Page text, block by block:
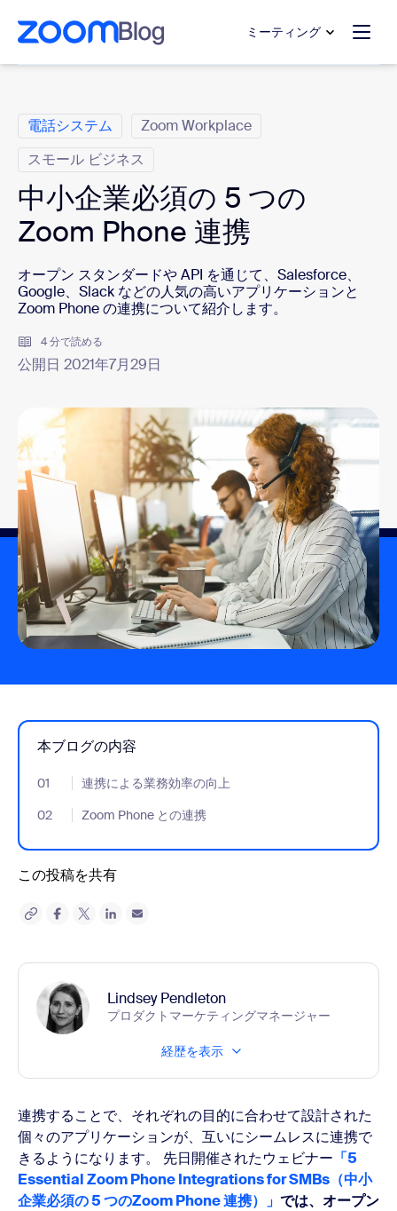
テンツへスキップ
ットへスキップ
ミーティング
電話システム
Zoom Workplace
スモール ビジネス
中小企業必須の 5 つの
Zoom Phone 連携
オープン スタンダードや API を通じて、Salesforce、
Google、Slack などの人気の高いアプリケーションと
Zoom Phone の連携について紹介します。
4 分で読める
公開日 2021年7月29日
本ブログの内容
01 連携による業務効率の向上
- Jumplink to 連携による業務効率の向上
02
Zoom Phone との連携
- Jumplink to Zoom Phone との連携
この投稿を共有
Lindsey Pendleton
プロダクトマーケティングマネージャー
経歴を表示
連携することで、それぞれの目的に合わせて設計された
個々のアプリケーションが、互いにシームレスに連携で
きるようになります。 先日開催されたウェビナー 「5
Essential Zoom Phone Integrations for SMBs（中小
企業必須の 5 つのZoom Phone 連携）」 では、オープン